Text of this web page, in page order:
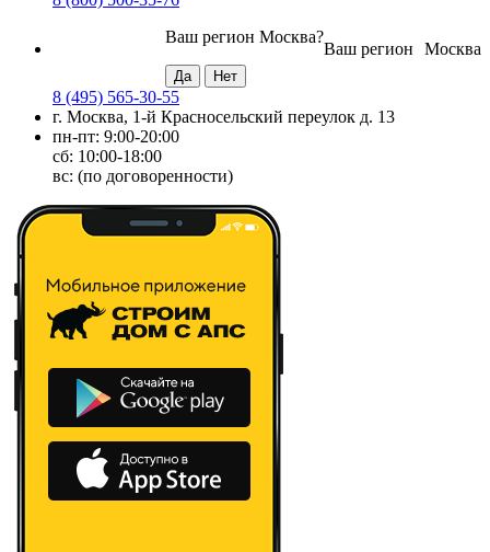
Москва
Ваш регион
Ваш регион Москва?
8 (495) 565-30-55
г. Москва, 1-й Красносельский переулок д. 13
пн-пт: 9:00-20:00
сб: 10:00-18:00
вс: (по договоренности)